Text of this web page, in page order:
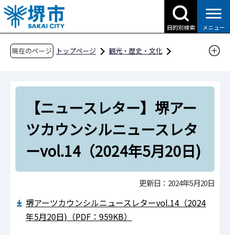
こ
の
ペ
目的別検索 メニュー
現在のページ トップページ
観光・歴史・文化
堺アーツカウンシル
堺アーツカウンシルニュース
スレターvol.14（2024年5月20日)
【ニュースレター】堺アー
ツカウンシルニュースレタ
ーvol.14（2024年5月20日)
更新日：2024年5月20日
堺アーツカウンシルニュースレターvol.14（2024
年5月20日)（PDF：959KB）